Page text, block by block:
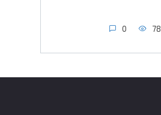
0 78